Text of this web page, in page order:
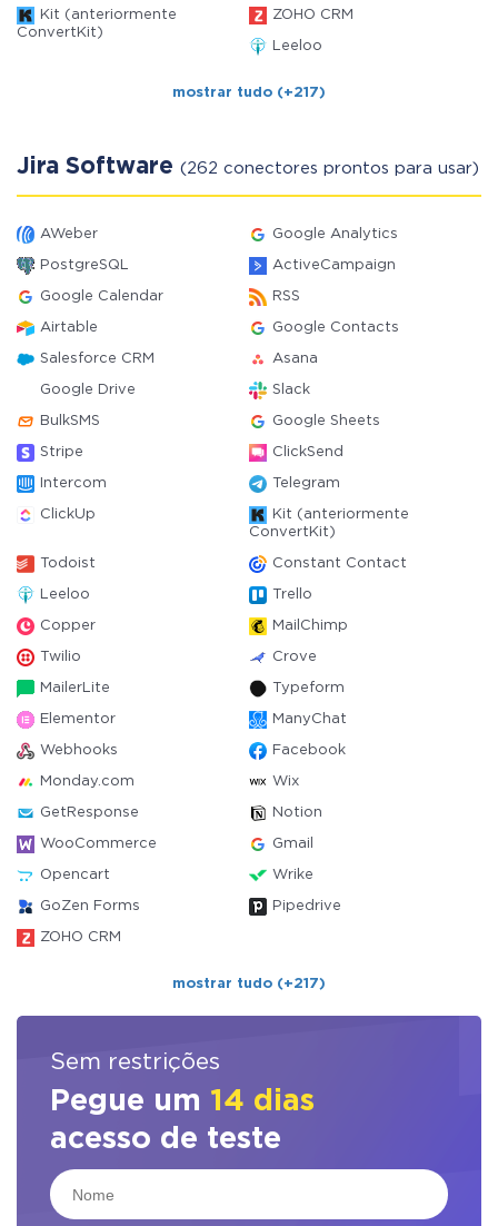
Kit (anteriormente
ConvertKit)
ZOHO CRM
Leeloo
mostrar tudo (+217)
Jira Software (262 conectores prontos para usar)
AWeber Google Analytics
PostgreSQL ActiveCampaign
Google Calendar RSS
Airtable Google Contacts
Salesforce CRM Asana
Google Drive Slack
BulkSMS Google Sheets
Stripe ClickSend
Intercom Telegram
ClickUp
Kit (anteriormente
ConvertKit)
Todoist Constant Contact
Leeloo Trello
Copper MailChimp
Twilio Crove
MailerLite Typeform
Elementor ManyChat
Webhooks Facebook
Monday.com Wix
GetResponse Notion
WooCommerce Gmail
Opencart Wrike
GoZen Forms Pipedrive
ZOHO CRM
mostrar tudo (+217)
Sem restrições
Pegue um 14 dias
acesso de teste